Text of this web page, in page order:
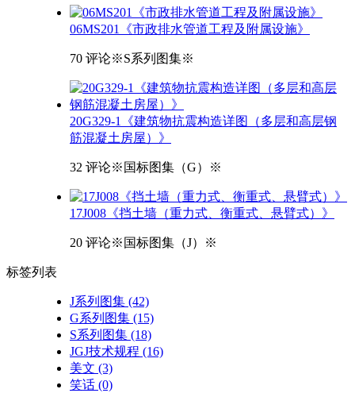
06MS201《市政排水管道工程及附属设施》
70 评论※S系列图集※
20G329-1《建筑物抗震构造详图（多层和高层钢
筋混凝土房屋）》
32 评论※国标图集（G）※
17J008《挡土墙（重力式、衡重式、悬臂式）》
20 评论※国标图集（J）※
标签列表
J系列图集 (42)
G系列图集 (15)
S系列图集 (18)
JGJ技术规程 (16)
美文 (3)
笑话 (0)